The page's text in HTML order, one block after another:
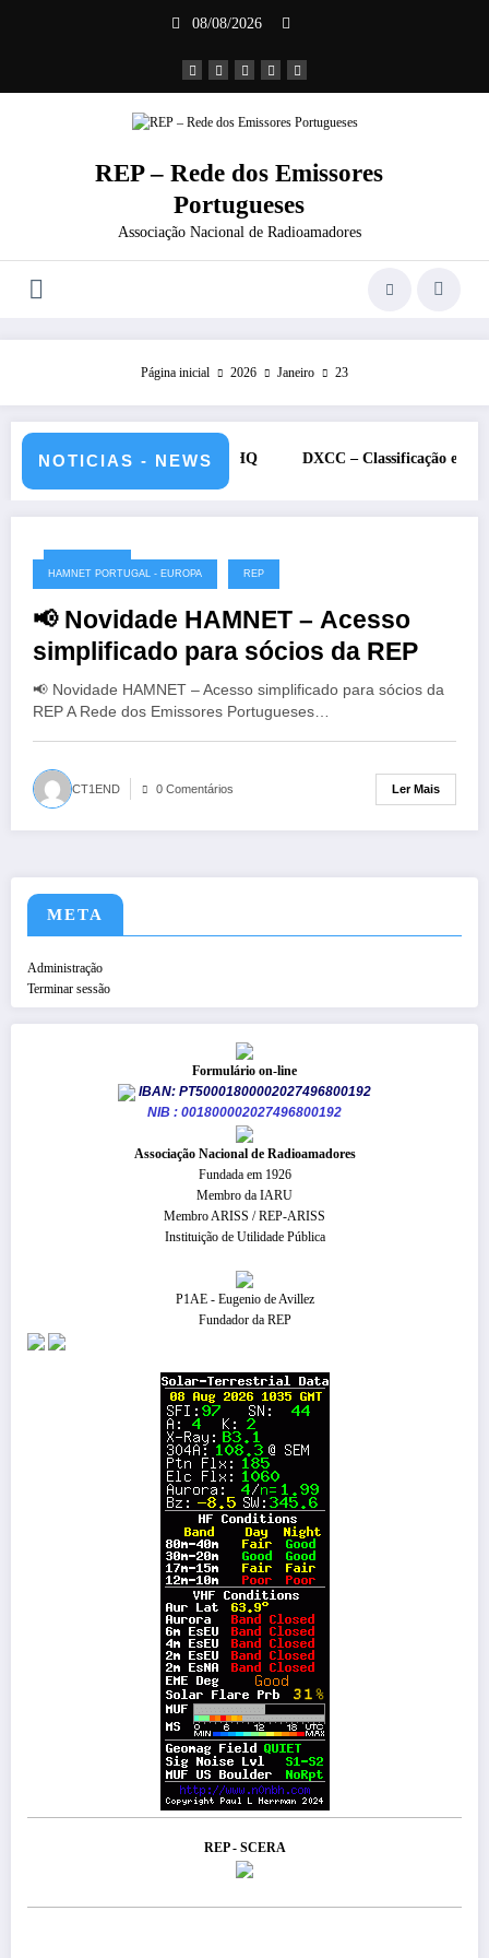
08/08/2026
REP – Rede dos Emissores
Portugueses
Associação Nacional de Radioamadores
Página inicial 2026 Janeiro 23
NOTICIAS - NEWS
julho de 2026 – CS5HQ DXCC – Classificação estações
23/01/2026
HAMNET PORTUGAL - EUROPA REP
📢 Novidade HAMNET – Acesso
simplificado para sócios da REP
📢 Novidade HAMNET – Acesso simplificado para sócios da
REP A Rede dos Emissores Portugueses…
CT1END 0 Comentários Ler Mais
META
Administração
Terminar sessão
Formulário on-line
IBAN: PT50001800002027496800192
NIB : 001800002027496800192
​Associação Nacional de Radioamadores
Fundada em 1926
Membro da IARU
Membro ARISS / REP-ARISS
Instituição de Utilidade Pública
P1AE - Eugenio de Avillez
Fundador da REP
REP - SCERA